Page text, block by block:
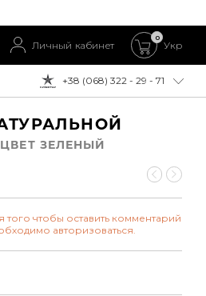
Личный кабинет
0
Укр
К ОПЛАТЕ:
+38 (068) 322 - 29 - 71
ЦВЕТ ЗЕЛЕНЫЙ
того чтобы оставить комментарий
авторизоваться.